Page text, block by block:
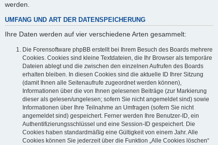
werden.
UMFANG UND ART DER DATENSPEICHERUNG
Ihre Daten werden auf vier verschiedene Arten gesammelt:
Die Forensoftware phpBB erstellt bei Ihrem Besuch des Boards mehrere
Cookies. Cookies sind kleine Textdateien, die Ihr Browser als temporäre
Dateien ablegt und die zwischen den einzelnen Aufrufen des Boards
erhalten bleiben. In diesen Cookies sind die aktuelle ID Ihrer Sitzung
(damit Ihnen alle Seitenaufrufe zugeordnet werden können),
Informationen über die von Ihnen gelesenen Beiträge (zur Markierung
dieser als gelesen/ungelesen; sofern Sie nicht angemeldet sind) sowie
Informationen über Ihre Teilnahme an Umfragen (sofern Sie nicht
angemeldet sind) gespeichert. Ferner werden Ihre Benutzer-ID, ein
Authentifizierungsschlüssel und eine Session-ID gespeichert. Die
Cookies haben standardmäßig eine Gültigkeit von einem Jahr. Alle
Cookies können Sie jederzeit über die Funktion „Alle Cookies löschen“